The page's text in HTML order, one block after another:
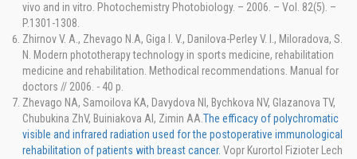
vivo and in vitro. Photochemistry Photobiology. – 2006. – Vol. 82(5). –
P.1301-1308.
Zhirnov V. A., Zhevago N.A, Giga I. V., Danilova-Perley V. I., Miloradova, S.
N. Modern phototherapy technology in sports medicine, rehabilitation
medicine and rehabilitation. Methodical recommendations. Manual for
doctors // 2006. - 40 p.
Zhevago NA, Samoilova KA, Davydova NI, Bychkova NV, Glazanova TV,
Chubukina ZhV, Buiniakova AI, Zimin AA. The efficacy of polychromatic
visible and infrared radiation used for the postoperative immunological
rehabilitation of patients with breast cancer. Vopr Kurortol Fizioter Lech